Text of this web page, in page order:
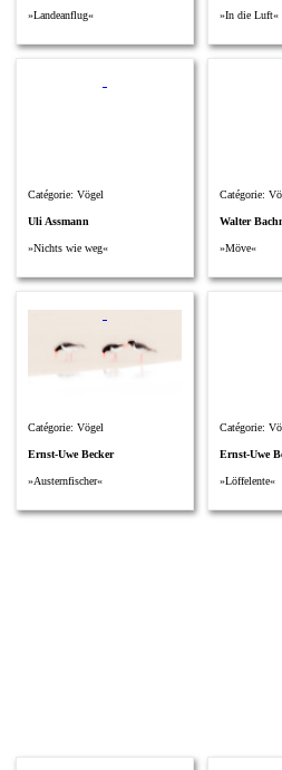
»Landeanflug« »In die Luft«
Catégorie: Vögel
Uli Assmann
»Nichts wie weg«
Catégorie:
Walter
»Möve«
Catégorie: Vögel
Ernst-Uwe Becker
»Austernfischer«
Catégorie:
Ernst-Uwe
»Löffelente«